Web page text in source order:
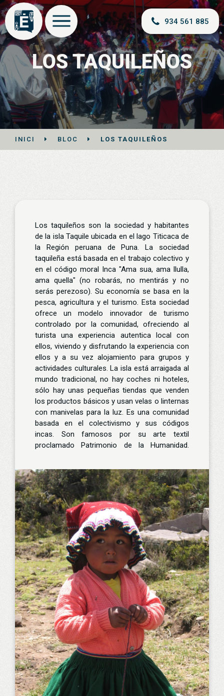
934 561 885
LOS TAQUILEÑOS
INICI BLOC LOS TAQUILEÑOS
Los taquileños son la sociedad y habitantes
de la isla Taquile ubicada en el lago Titicaca de
la Región peruana de Puna. La sociedad
taquileña está basada en el trabajo colectivo y
en el código moral Inca "Ama sua, ama llulla,
ama quella" (no robarás, no mentirás y no
serás perezoso). Su economía se basa en la
pesca, agricultura y el turismo. Esta sociedad
ofrece un modelo innovador de turismo
controlado por la comunidad, ofreciendo al
turista una experiencia autentica local con
ellos, viviendo y disfrutando la experiencia con
ellos y a su vez alojamiento para grupos y
actividades culturales. La isla está arraigada al
mundo tradicional, no hay coches ni hoteles,
sólo hay unas pequeñas tiendas que venden
los productos básicos y usan velas o linternas
con manivelas para la luz. Es una comunidad
basada en el colectivismo y sus códigos
incas. Son famosos por su arte textil
proclamado Patrimonio de la Humanidad.